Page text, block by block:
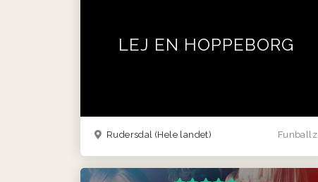
LEJ EN HOPPEBORG
Funballz
Rudersdal (Hele landet)